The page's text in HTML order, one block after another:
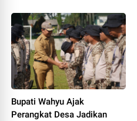
Bupati Wahyu Ajak
Perangkat Desa Jadikan